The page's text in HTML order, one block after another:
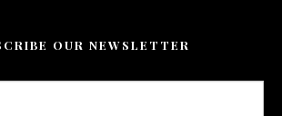
OUR NEWSLETTER